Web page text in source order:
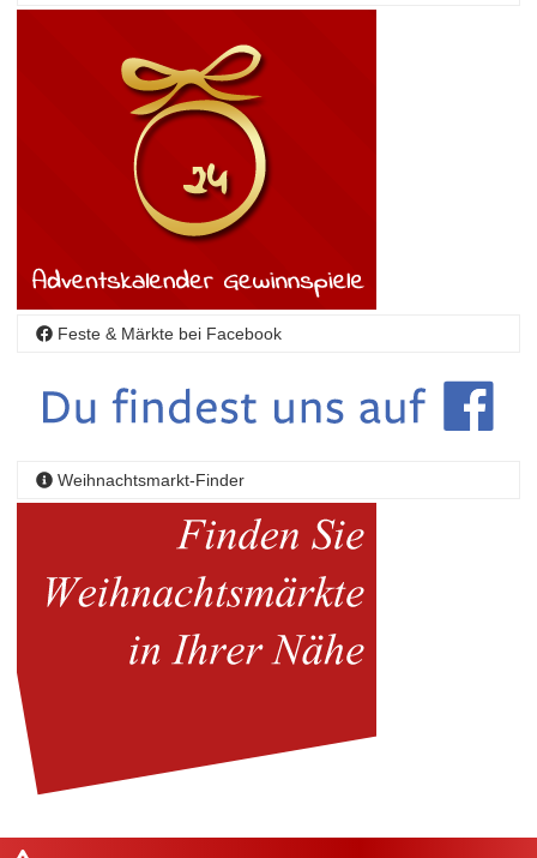
Feste & Märkte bei Facebook
Weihnachtsmarkt-Finder